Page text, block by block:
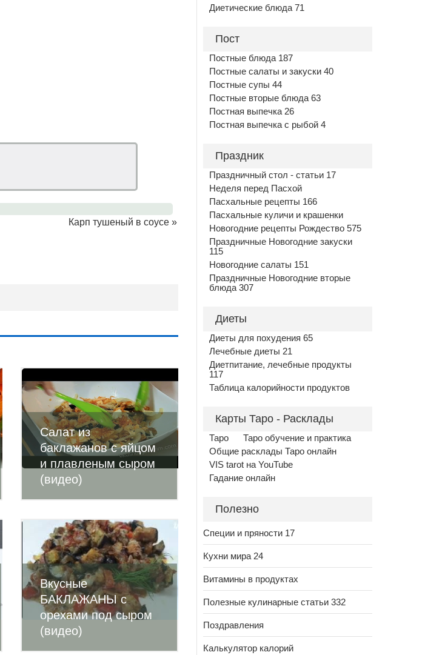
Карп тушеный в соусе »
Салат из
баклажанов с яйцом
и плавленым сыром
(видео)
Вкусные
БАКЛАЖАНЫ с
орехами под сыром
(видео)
Диетические блюда 71
Пост
Постные блюда 187
Постные салаты и закуски 40
Постные супы 44
Постные вторые блюда 63
Постная выпечка 26
Постная выпечка с рыбой 4
Праздник
Праздничный стол - статьи 17
Неделя перед Пасхой
Пасхальные рецепты 166
Пасхальные куличи и крашенки
Новогодние рецепты Рождество 575
Праздничные Новогодние закуски
115
Новогодние салаты 151
Праздничные Новогодние вторые
блюда 307
Диеты
Диеты для похудения 65
Лечебные диеты 21
Диетпитание, лечебные продукты
117
Таблица калорийности продуктов
Карты Таро - Расклады
Таро
Таро обучение и практика
Общие расклады Таро онлайн
VIS tarot на YouTube
Гадание онлайн
Полезно
Специи и пряности 17
Кухни мира 24
Витамины в продуктах
Полезные кулинарные статьи 332
Поздравления
Калькулятор калорий